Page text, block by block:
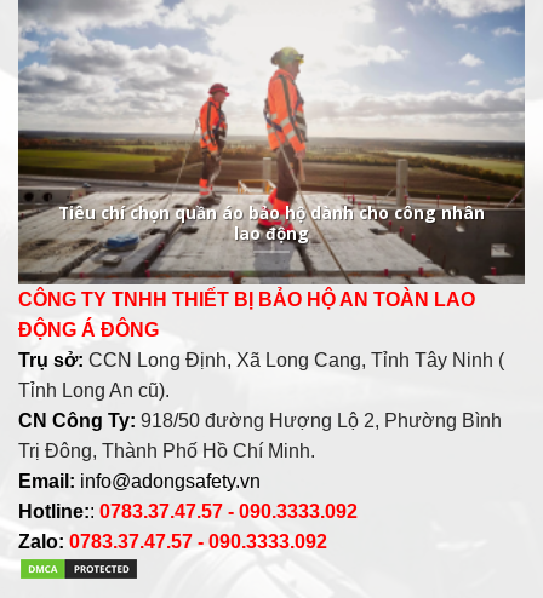
Tiêu chí chọn quần áo bảo hộ dành cho công nhân
lao động
CÔNG TY TNHH THIẾT BỊ BẢO HỘ AN TOÀN LAO
ĐỘNG Á ĐÔNG
Trụ sở: CCN Long Định, Xã Long Cang, Tỉnh Tây Ninh (
Tỉnh Long An cũ).
CN Công Ty: 918/50 đường Hượng Lộ 2, Phường Bình
Trị Đông, Thành Phố Hồ Chí Minh.
Email: info@adongsafety.vn
Hotline:: 0783.37.47.57 - 090.3333.092
Zalo: 0783.37.47.57 - 090.3333.092